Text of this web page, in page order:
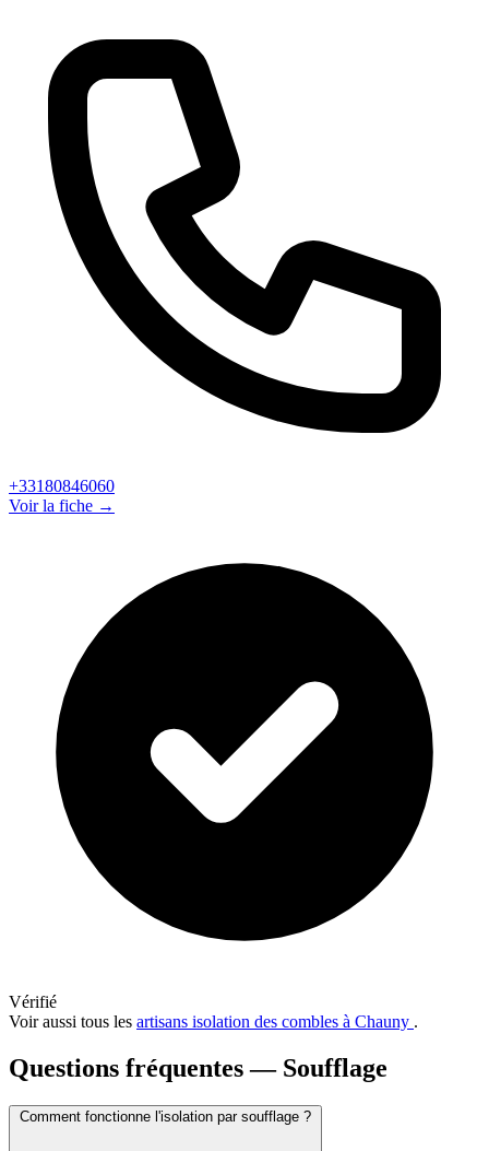
+33180846060
Voir la fiche →
Vérifié
Voir aussi tous les artisans isolation des combles à Chauny .
Questions fréquentes — Soufflage
Comment fonctionne l'isolation par soufflage ?